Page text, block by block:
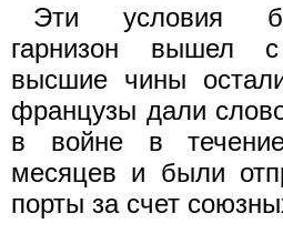
Эти условия
гарнизон вышел
высшие чины
французы дали
в войне в
месяцев и были
порты за счет